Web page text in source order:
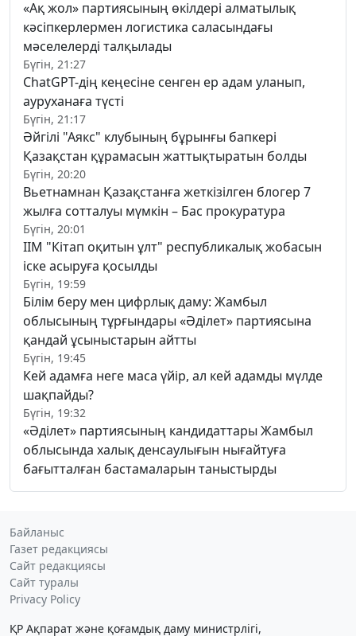
«Ақ жол» партиясының өкілдері алматылық
кәсіпкерлермен логистика саласындағы
мәселелерді талқылады
Бүгін, 21:27
ChatGPT-дің кеңесіне сенген ер адам уланып,
ауруханаға түсті
Бүгін, 21:17
Әйгілі "Аякс" клубының бұрынғы бапкері
Қазақстан құрамасын жаттықтыратын болды
Бүгін, 20:20
Вьетнамнан Қазақстанға жеткізілген блогер 7
жылға сотталуы мүмкін – Бас прокуратура
Бүгін, 20:01
ІІМ "Кітап оқитын ұлт" республикалық жобасын
іске асыруға қосылды
Бүгін, 19:59
Білім беру мен цифрлық даму: Жамбыл
облысының тұрғындары «Әділет» партиясына
қандай ұсыныстарын айтты
Бүгін, 19:45
Кей адамға неге маса үйір, ал кей адамды мүлде
шақпайды?
Бүгін, 19:32
«Әділет» партиясының кандидаттары Жамбыл
облысында халық денсаулығын нығайтуға
бағытталған бастамаларын таныстырды
Байланыс
Газет редакциясы
Сайт редакциясы
Сайт туралы
Privacy Policy
ҚР Ақпарат және қоғамдық даму министрлігі,